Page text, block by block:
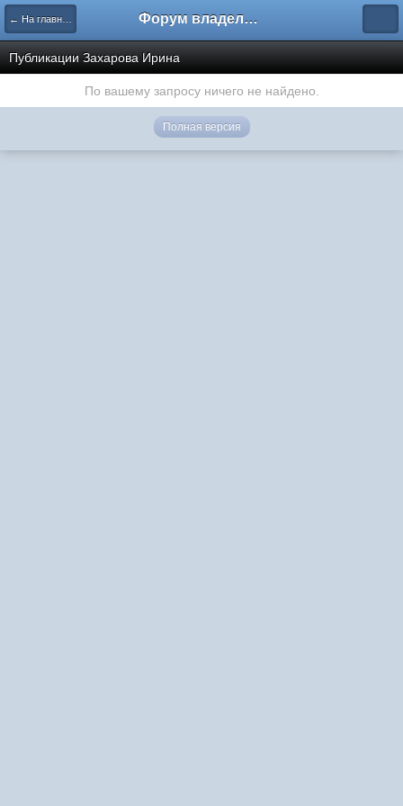
← На главную Форум владельцев интернет-магазинов
Публикации Захарова Ирина
По вашему запросу ничего не найдено.
Полная версия